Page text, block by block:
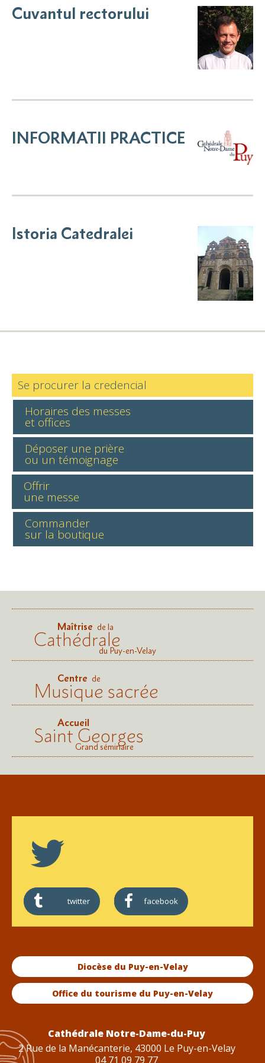
Cuvantul rectorului
INFORMATII PRACTICE
Istoria Catedralei
Se procurer la credencial
Horaires des messes
et offices
Déposer une prière
ou un témoignage
Offrir
une messe
Commander
sur la boutique
Maîtrise de la
Cathédraledu Puy-en-Velay
Centre de
Musique sacrée
Accueil
Saint Georges
Grand séminaire
twitter facebook
Diocèse du Puy-en-Velay
Office du tourisme du Puy-en-Velay
Cathédrale Notre-Dame-du-Puy
2 Rue de la Manécanterie, 43000 Le Puy-en-Velay
04 71 09 79 77